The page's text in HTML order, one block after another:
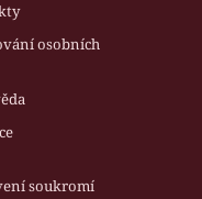
osobních
soukromí